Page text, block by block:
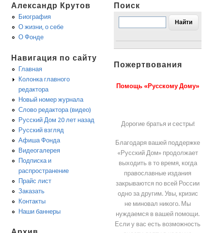
Александр Крутов
Биография
О жизни, о себе
О Фонде
Навигация по сайту
Главная
Колонка главного
редактора
Новый номер журнала
Слово редактора (видео)
Русский Дом 20 лет назад
Русский взгляд
Афиша Фонда
Видеогалерея
Подписка и
распространение
Прайс лист
Заказать
Контакты
Наши баннеры
Поиск
Пожертвования
Помощь «Русскому Дому»
Дорогие братья и сестры!
Благодаря вашей поддержке
«Русский Дом» продолжает
выходить в то время, когда
православные издания
закрываются по всей России
одно за другим. Увы, кризис
не миновал никого. Мы
нуждаемся в вашей помощи.
Если у вас есть возможность